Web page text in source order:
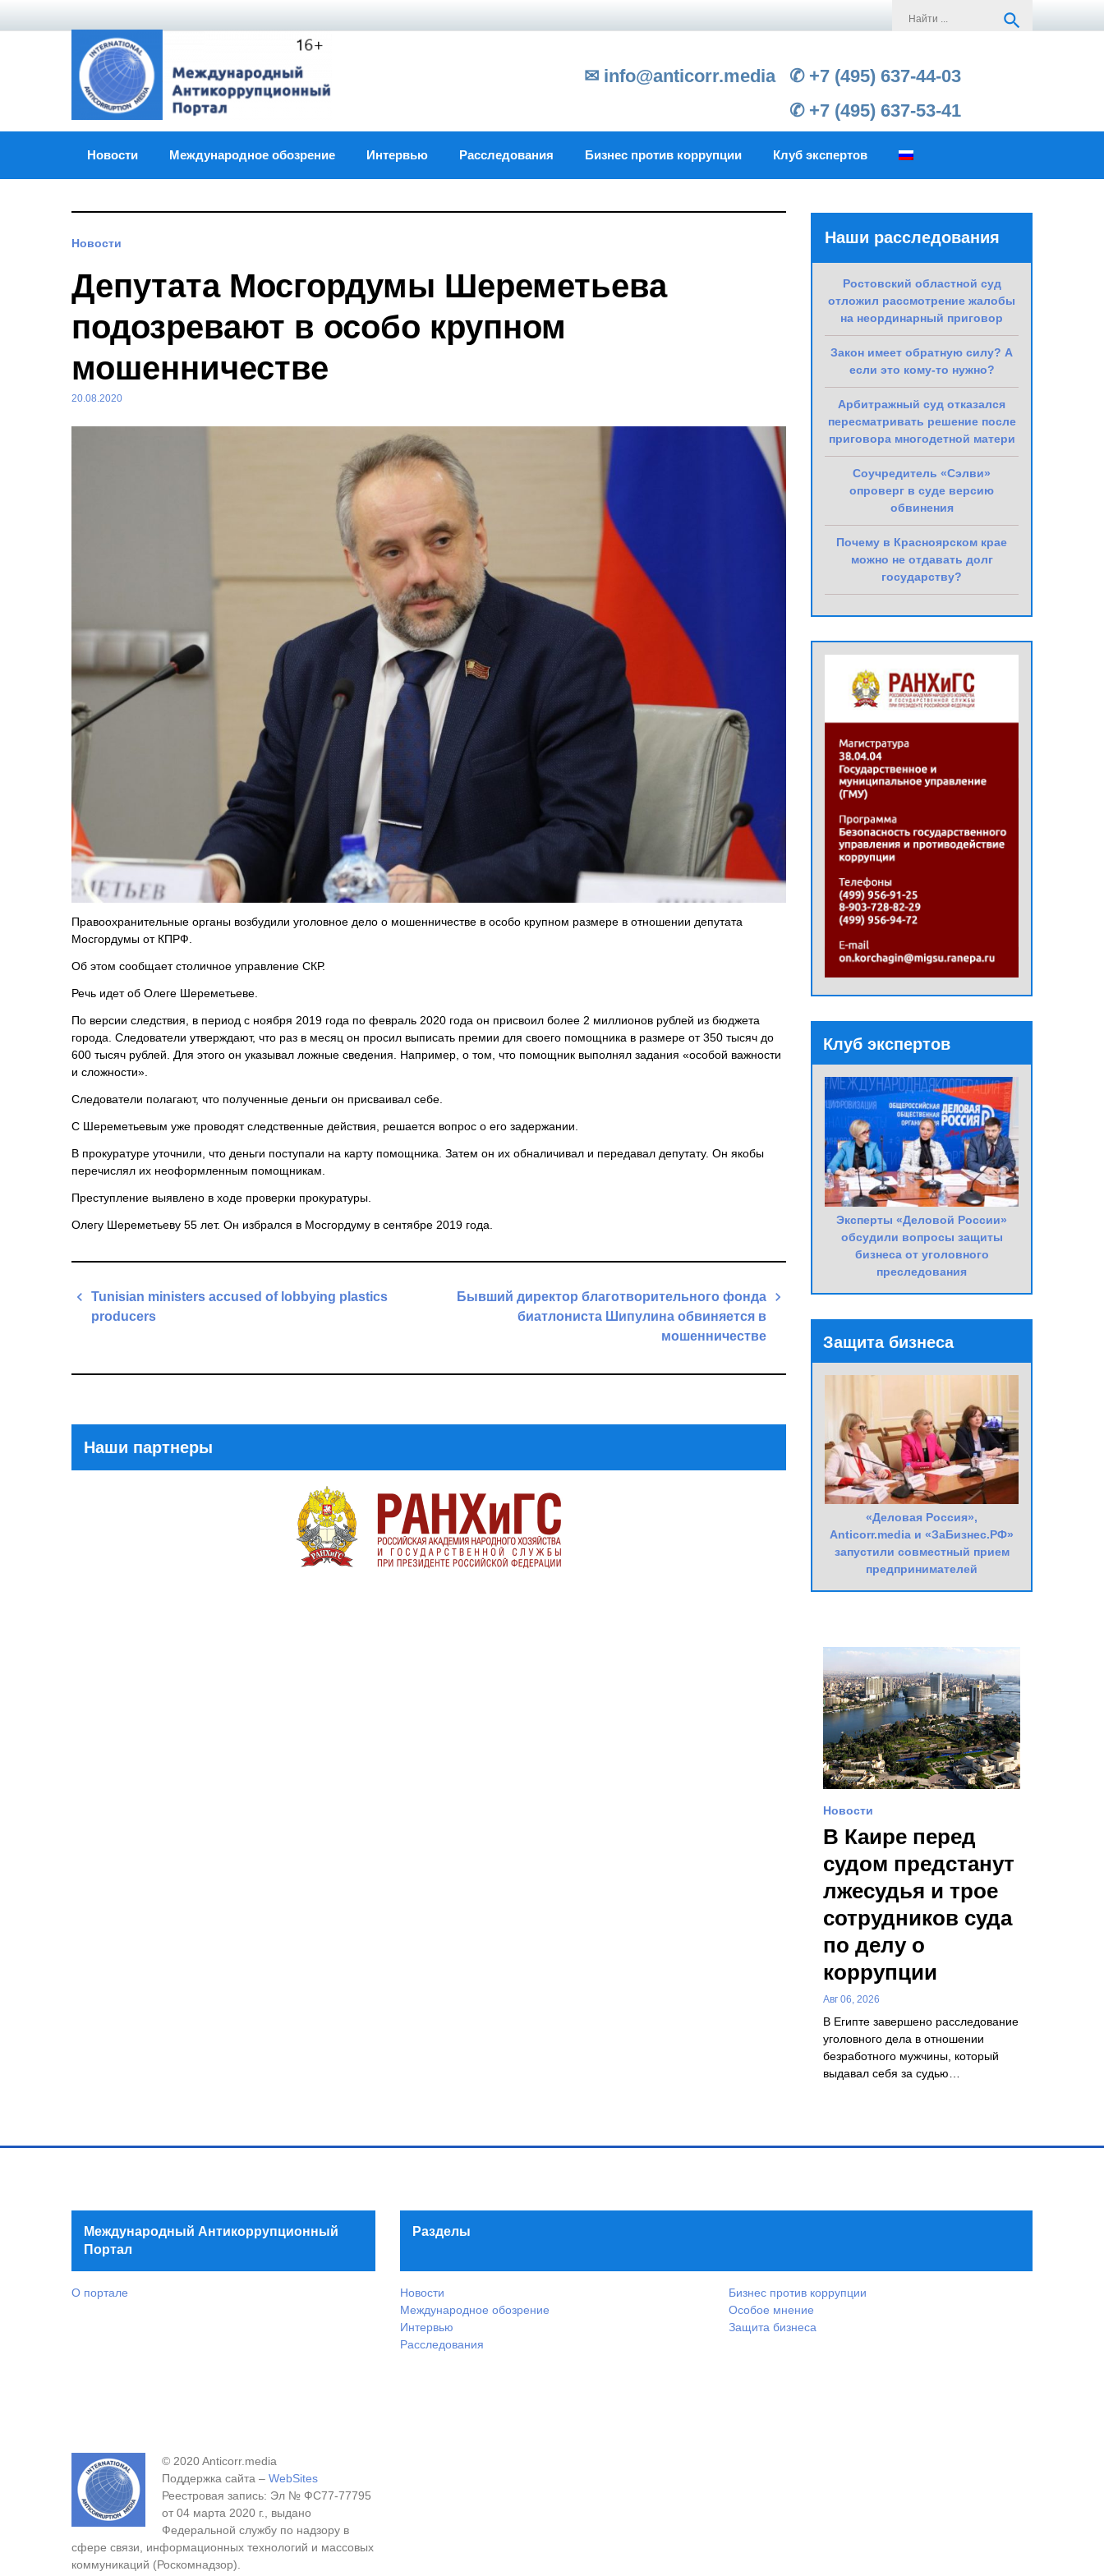
search
✉ info@anticorr.media
✆ +7 (495) 637-44-03
✆ +7 (495) 637-53-41
Новости Международное обозрение Интервью Расследования Бизнес против коррупции Клуб экспертов
Новости
Депутата Мосгордумы Шереметьева
подозревают в особо крупном
мошенничестве
20.08.2020
Правоохранительные органы возбудили уголовное дело о мошенничестве в особо крупном размере в отношении депутата
Мосгордумы от КПРФ.
Об этом сообщает столичное управление СКР.
Речь идет об Олеге Шереметьеве.
По версии следствия, в период с ноября 2019 года по февраль 2020 года он присвоил более 2 миллионов рублей из бюджета
города. Следователи утверждают, что раз в месяц он просил выписать премии для своего помощника в размере от 350 тысяч до
600 тысяч рублей. Для этого он указывал ложные сведения. Например, о том, что помощник выполнял задания «особой важности
и сложности».
Следователи полагают, что полученные деньги он присваивал себе.
С Шереметьевым уже проводят следственные действия, решается вопрос о его задержании.
В прокуратуре уточнили, что деньги поступали на карту помощника. Затем он их обналичивал и передавал депутату. Он якобы
перечислял их неоформленным помощникам.
Преступление выявлено в ходе проверки прокуратуры.
Олегу Шереметьеву 55 лет. Он избрался в Мосгордуму в сентябре 2019 года.
Навигация
по
Tunisian ministers accused of lobbying plastics
producers
Бывший директор благотворительного фонда
биатлониста Шипулина обвиняется в
мошенничестве
Наши партнеры
Наши расследования
Ростовский областной суд
отложил рассмотрение жалобы
на неординарный приговор
Закон имеет обратную силу? А
если это кому-то нужно?
Арбитражный суд отказался
пересматривать решение после
приговора многодетной матери
Соучредитель «Сэлви»
опроверг в суде версию
обвинения
Почему в Красноярском крае
можно не отдавать долг
государству?
Клуб экспертов
Эксперты «Деловой России»
обсудили вопросы защиты
бизнеса от уголовного
преследования
Защита бизнеса
«Деловая Россия»,
Anticorr.media и «ЗаБизнес.РФ»
запустили совместный прием
предпринимателей
Новости
В Каире перед
судом предстанут
лжесудья и трое
сотрудников суда
по делу о
коррупции
Авг 06, 2026
В Египте завершено расследование
уголовного дела в отношении
безработного мужчины, который
выдавал себя за судью…
Международный Антикоррупционный
Портал
О портале
Разделы
Новости
Международное обозрение
Интервью
Расследования
Бизнес против коррупции
Особое мнение
Защита бизнеса
© 2020 Anticorr.media
Поддержка сайта – WebSites
Реестровая запись: Эл № ФС77-77795
от 04 марта 2020 г., выдано
Федеральной службу по надзору в
сфере связи, информационных технологий и массовых
коммуникаций (Роскомнадзор).